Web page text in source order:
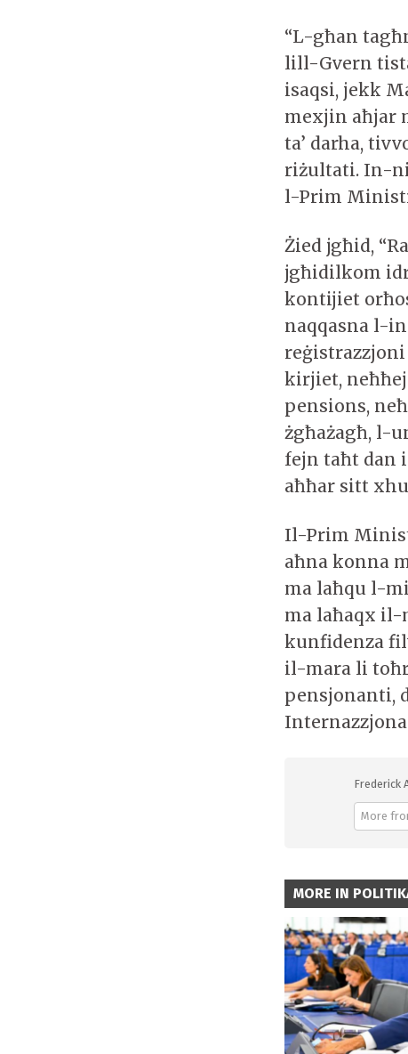
“L-għan
lill-Gvern
isaqsi, jekk
mexjin aħjar
ta’ darha,
riżultati. In-
l-Prim
Żied jgħid,
jgħidilkom
kontijiet
naqqasna l-
kirjiet,
pensions,
żgħażagħ, l-
fejn taħt dan
aħħar sitt
Il-Prim
aħna konna
ma laħqu l-
ma laħaqx il-
kunfidenza
il-mara li
pensjonanti,
Frederick
More
MORE IN